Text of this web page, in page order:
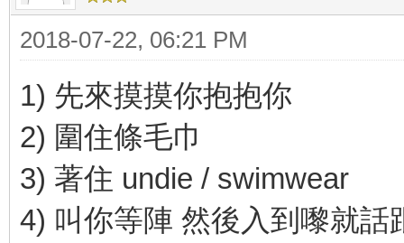
2018-07-22, 06:21 PM
1) 先來摸摸你抱抱你
2) 圍住條毛巾
3) 著住 undie / swimwear
4) 叫你等陣 然後入到嚟就話